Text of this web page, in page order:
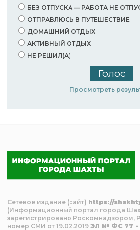
БЕЗ ОТПУСКА — РАБОТА НЕ
ОТПРАВЛЮСЬ В ПУТЕШЕСТВИЕ
ДОМАШНИЙ ОТДЫХ
АКТИВНЫЙ ОТДЫХ
НЕ РЕШИЛ(А)
Просмотреть
Сетевое издание (сайт) https://
(Информационный портал города
зарегистрировано Роскомнадзором,
номер СМИ от 19.02.2019 ЭЛ № ФС 77 -